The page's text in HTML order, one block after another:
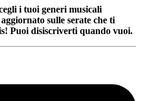
i tuoi generi musicali
sulle serate che ti
Puoi disiscriverti quando vuoi.